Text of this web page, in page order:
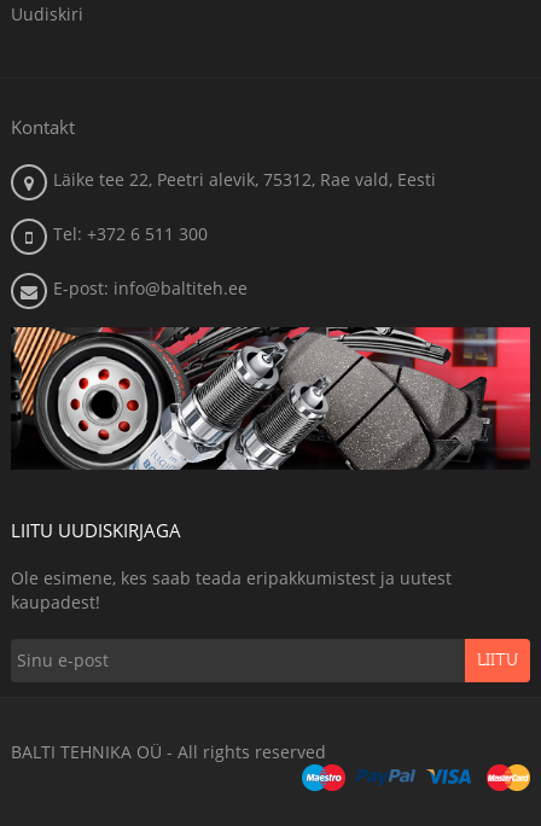
Uudiskiri
Kontakt
Läike tee 22, Peetri alevik, 75312, Rae vald, Eesti
Tel: +372 6 511 300
E-post: info@baltiteh.ee
LIITU UUDISKIRJAGA
Ole esimene, kes saab teada eripakkumistest ja uutest
kaupadest!
LIITU
BALTI TEHNIKA OÜ - All rights reserved